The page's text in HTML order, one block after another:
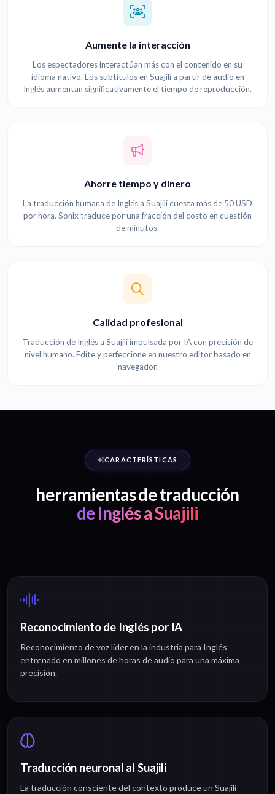
Aumente la interacción
Los espectadores interactúan más con el contenido en su
idioma nativo. Los subtítulos en Suajili a partir de audio en
Inglés aumentan significativamente el tiempo de reproducción.
Ahorre tiempo y dinero
La traducción humana de Inglés a Suajili cuesta más de 50 USD
por hora. Sonix traduce por una fracción del costo en cuestión
de minutos.
Calidad profesional
Traducción de Inglés a Suajili impulsada por IA con precisión de
nivel humano. Edite y perfeccione en nuestro editor basado en
navegador.
CARACTERÍSTICAS
herramientas de traducción
de Inglés a Suajili
Reconocimiento de Inglés por IA
Reconocimiento de voz líder en la industria para Inglés
entrenado en millones de horas de audio para una máxima
precisión.
Traducción neuronal al Suajili
La traducción consciente del contexto produce un Suajili